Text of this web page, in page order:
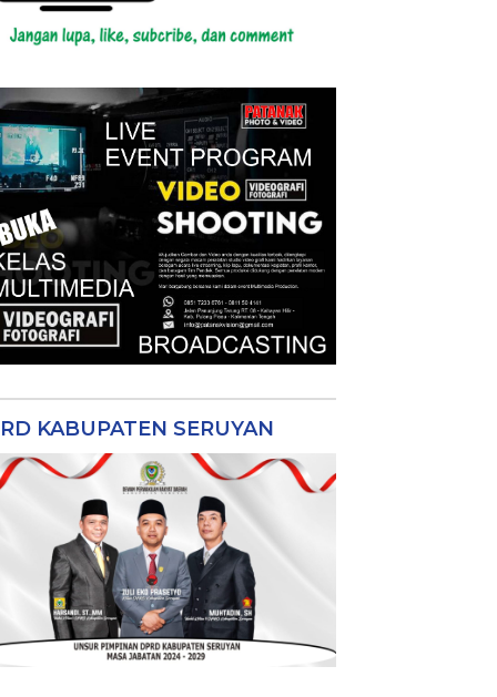
KABUPATEN SERUYAN